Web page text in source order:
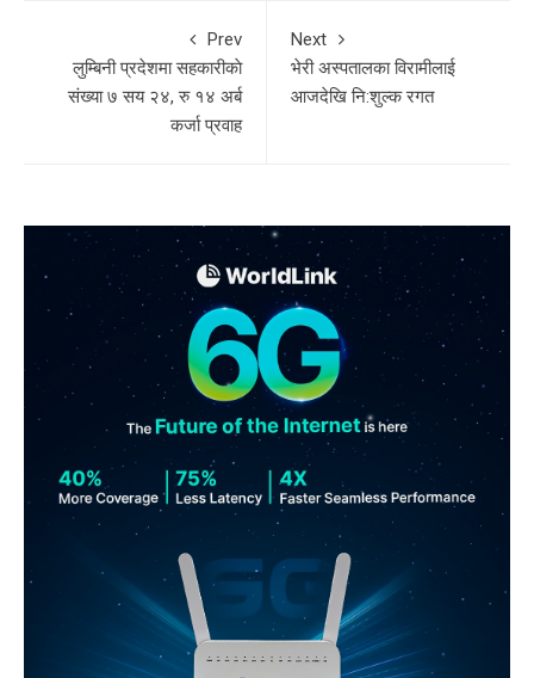
Prev
लुम्बिनी प्रदेशमा सहकारीकाे
संख्या ७ सय २४, रु १४ अर्ब
कर्जा प्रवाह
Next
भेरी अस्पतालका विरामीलाई
आजदेखि नि:शुल्क रगत